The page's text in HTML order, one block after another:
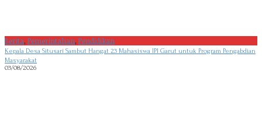
Berita,Pemerintahan,Pendidikan
Kepala Desa Situsari Sambut Hangat 23 Mahasiswa IPI Garut untuk Program Pengabdian
Masyarakat
03/08/2026